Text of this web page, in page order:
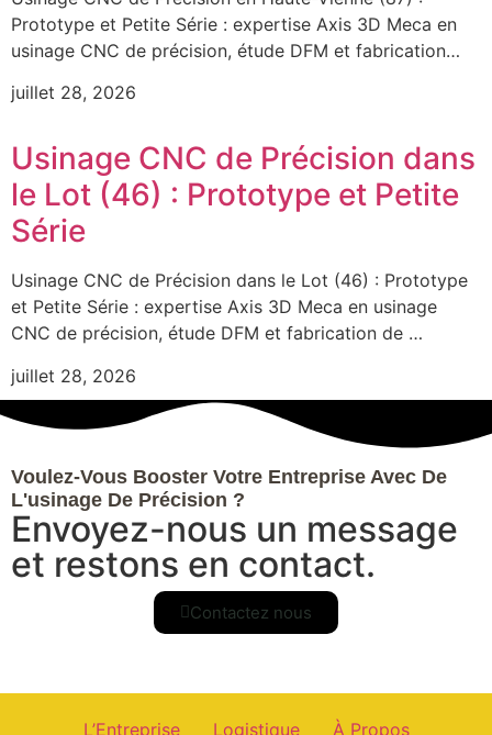
Prototype et Petite Série : expertise Axis 3D Meca en
usinage CNC de précision, étude DFM et fabrication…
juillet 28, 2026
Usinage CNC de Précision dans
le Lot (46) : Prototype et Petite
Série
Usinage CNC de Précision dans le Lot (46) : Prototype
et Petite Série : expertise Axis 3D Meca en usinage
CNC de précision, étude DFM et fabrication de …
juillet 28, 2026
Voulez-Vous Booster Votre Entreprise Avec De
L'usinage De Précision ?
Envoyez-nous un message
et restons en contact.
Contactez nous
L’Entreprise Logistique À Propos